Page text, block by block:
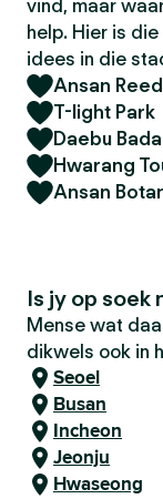
vind, maar
help. Hier is
idees in die
Ansan
T-light Park
Daebu
Hwarang
Ansan
Is jy op soek
Mense wat
dikwels ook in
Seoel
Busan
Incheon
Jeonju
Hwaseong